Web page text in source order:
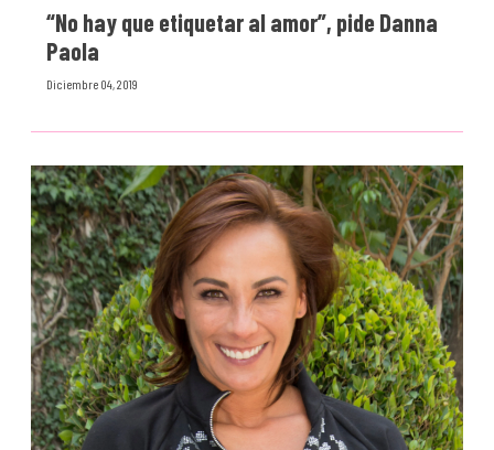
“No hay que etiquetar al amor”, pide Danna
Paola
Diciembre 04, 2019